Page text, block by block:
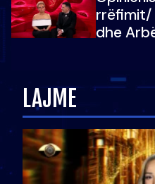
rrëfimit/
dhe
LAJME